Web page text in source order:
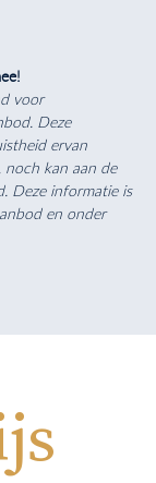
voor
Deze
ervan
noch kan aan de
Deze informatie is
en onder